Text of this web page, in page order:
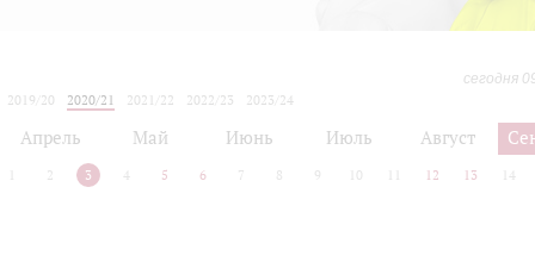
сегодня
2019/20
2020/21 2021/22 2022/23
2023/24
Апрель Май Июнь Июль Август
2 3 4 5 6 7 8 9 10 12 13 14